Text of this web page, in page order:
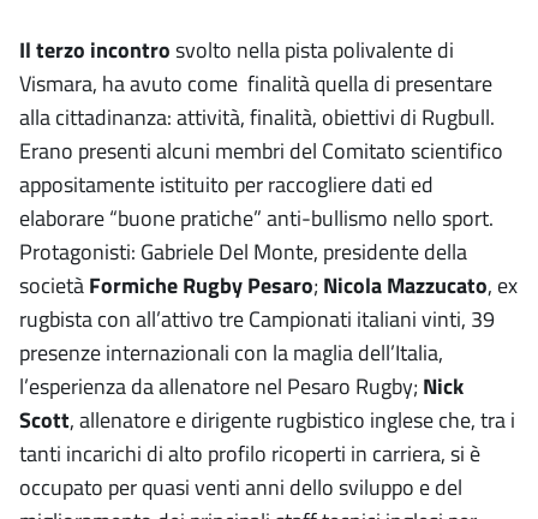
Il terzo incontrosvolto nella pista polivalente di
Vismara, ha avuto come finalità quella di presentare
alla cittadinanza: attività, finalità, obiettivi di Rugbull.
Erano presenti alcuni membri del Comitato scientifico
appositamente istituito per raccogliere dati ed
elaborare “buone pratiche” anti-bullismo nello sport.
Protagonisti: Gabriele Del Monte, presidente della
societàFormiche Rugby Pesaro; Nicola Mazzucato, ex
rugbista con all’attivo tre Campionati italiani vinti, 39
presenze internazionali con la maglia dell’Italia,
l’esperienza da allenatore nel Pesaro Rugby; Nick
Scott, allenatore e dirigente rugbistico inglese che, tra i
tanti incarichi di alto profilo ricoperti in carriera, si è
occupato per quasi venti anni dello sviluppo e del